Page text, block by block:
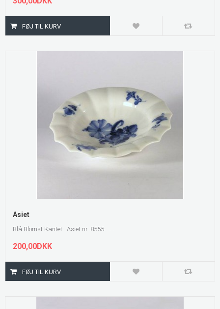
Asiet
Blå Blomst Kantet: Asiet nr. 8555. .....
200,00DKK